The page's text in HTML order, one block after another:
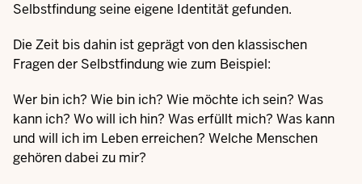
Selbstfindung seine eigene Identität gefunden.
Die Zeit bis dahin ist geprägt von den klassischen
Fragen der Selbstfindung wie zum Beispiel:
Wer bin ich? Wie bin ich? Wie möchte ich sein? Was
kann ich? Wo will ich hin? Was erfüllt mich? Was kann
und will ich im Leben erreichen? Welche Menschen
gehören dabei zu mir?